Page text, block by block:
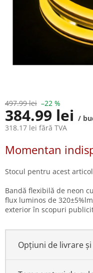
497.99 lei –22 %
384.99 lei /
318.17 lei fără TVA
preţ:
Momentan
Stocul pentru acest
Bandă flexibilă de neon
flux luminos de
exterior în scopuri
Opțiuni de livrare